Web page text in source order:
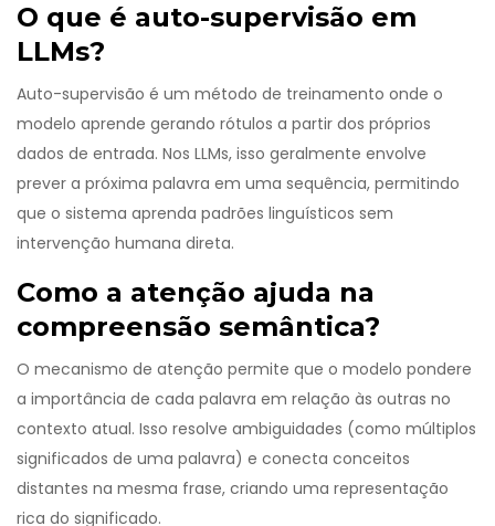
O que é auto-supervisão em
LLMs?
Auto-supervisão é um método de treinamento onde o
modelo aprende gerando rótulos a partir dos próprios
dados de entrada. Nos LLMs, isso geralmente envolve
prever a próxima palavra em uma sequência, permitindo
que o sistema aprenda padrões linguísticos sem
intervenção humana direta.
Como a atenção ajuda na
compreensão semântica?
O mecanismo de atenção permite que o modelo pondere
a importância de cada palavra em relação às outras no
contexto atual. Isso resolve ambiguidades (como múltiplos
significados de uma palavra) e conecta conceitos
distantes na mesma frase, criando uma representação
rica do significado.